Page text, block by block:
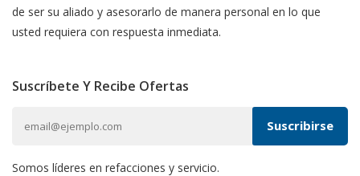
de ser su aliado y asesorarlo de manera personal en lo que
usted requiera con respuesta inmediata.
Suscríbete Y Recibe Ofertas
Somos líderes en refacciones y servicio.